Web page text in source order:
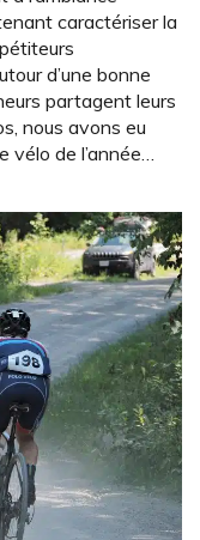
caractériser la
d’une bonne
partagent leurs
nous avons eu
de l’année…